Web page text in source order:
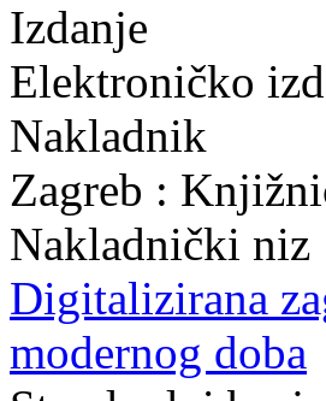
Izdanje
Elektroničko
Nakladnik
Zagreb :
Nakladnički niz
Digitalizirana
modernog doba